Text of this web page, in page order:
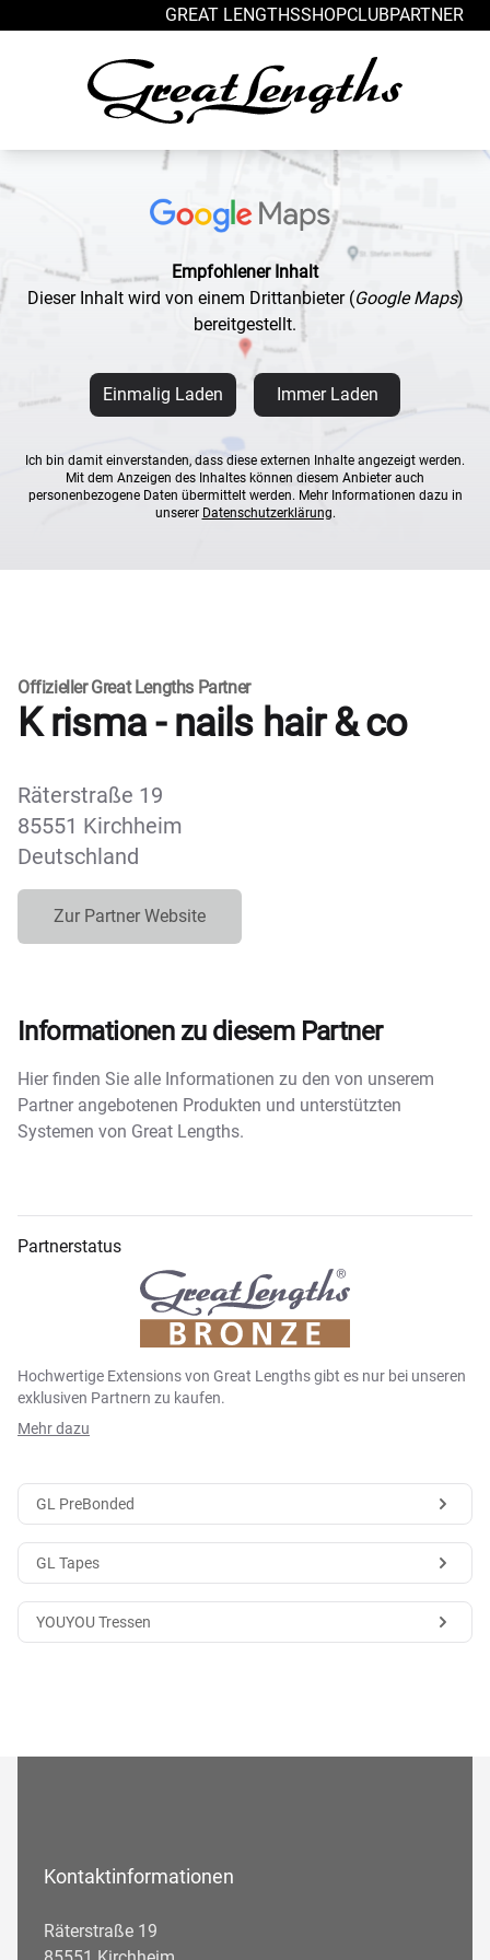
GREAT LENGTHSSHOPCLUBPARTNER
Empfohlener Inhalt
Dieser Inhalt wird von einem Drittanbieter (Google Maps)
bereitgestellt.
Einmalig Laden Immer Laden
Ich bin damit einverstanden, dass diese externen Inhalte angezeigt werden.
Mit dem Anzeigen des Inhaltes können diesem Anbieter auch
personenbezogene Daten übermittelt werden. Mehr Informationen dazu in
unserer Datenschutzerklärung.
Offizieller Great Lengths Partner
K risma - nails hair & co
Räterstraße 19
85551 Kirchheim
Deutschland
Zur Partner Website
Informationen zu diesem Partner
Hier finden Sie alle Informationen zu den von unserem
Partner angebotenen Produkten und unterstützten
Systemen von Great Lengths.
Partnerstatus
Hochwertige Extensions von Great Lengths gibt es nur bei unseren
exklusiven Partnern zu kaufen.
Mehr dazu
GL PreBonded
GL Tapes
YOUYOU Tressen
Kontaktinformationen
Räterstraße 19